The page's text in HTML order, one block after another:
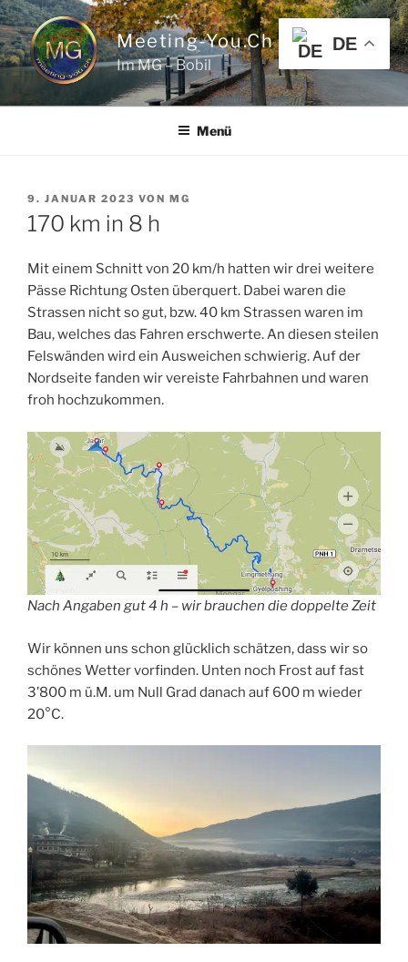
Zum
Inhalt
springen
Meeting-You.ch
Im MG – Bobil
Menü
VERÖFFENTLICHT
AM
9. JANUAR 2023 VON MG
170 km in 8 h
Mit einem Schnitt von 20 km/h hatten wir drei weitere
Pässe Richtung Osten überquert. Dabei waren die
Strassen nicht so gut, bzw. 40 km Strassen waren im
Bau, welches das Fahren erschwerte. An diesen steilen
Felswänden wird ein Ausweichen schwierig. Auf der
Nordseite fanden wir vereiste Fahrbahnen und waren
froh hochzukommen.
Nach Angaben gut 4 h – wir brauchen die doppelte Zeit
Wir können uns schon glücklich schätzen, dass wir so
schönes Wetter vorfinden. Unten noch Frost auf fast
3’800 m ü.M. um Null Grad danach auf 600 m wieder
20°C.
DE